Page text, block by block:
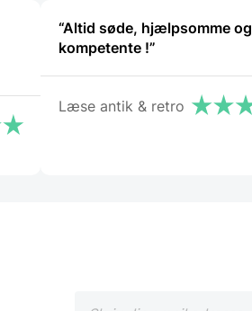
“Altid søde, hjælpsomme og
kompetente !”
Læse antik & retro